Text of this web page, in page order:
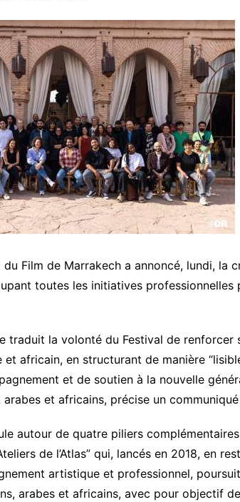
Film de Marrakech a annoncé, lundi, la
toutes les initiatives professionnelles
traduit la volonté du Festival de renforcer
africain, en structurant de manière
et de soutien à la nouvelle
et africains, précise un
autour de quatre piliers
de l’Atlas” qui, lancés en 2018, en
artistique et professionnel,
arabes et africains, avec pour objectif